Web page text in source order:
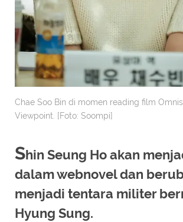
Chae Soo Bin di momen reading film
Viewpoint. [Foto: Soompi]
Shin Seung Ho akan
dalam webnovel dan
menjadi tentara militer
Hyung Sung.